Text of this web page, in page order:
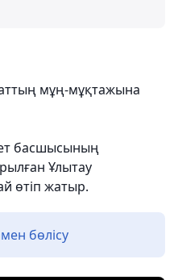
мұң-мұқтажына
басшысының
Ұлытау
өтіп жатыр.
бөлісу